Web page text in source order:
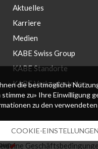
Aktuelles
Karriere
Medien
KABE Swiss Group
KABE Standorte
KABE Verkaufsstellen
die bestmögliche
stimme zu» Ihre
zu den
COOKIE-EINSTELLUNGEN